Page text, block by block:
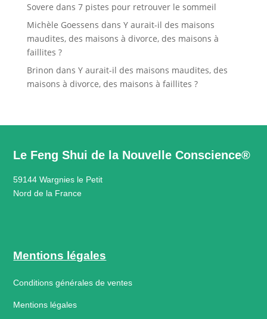
Sovere dans 7 pistes pour retrouver le sommeil
Michèle Goessens dans Y aurait-il des maisons
maudites, des maisons à divorce, des maisons à
faillites ?
Brinon dans Y aurait-il des maisons maudites, des
maisons à divorce, des maisons à faillites ?
Le Feng Shui de la Nouvelle Conscience®
59144 Wargnies le Petit
Nord de la France
Mentions légales
Conditions générales de ventes
Mentions légales